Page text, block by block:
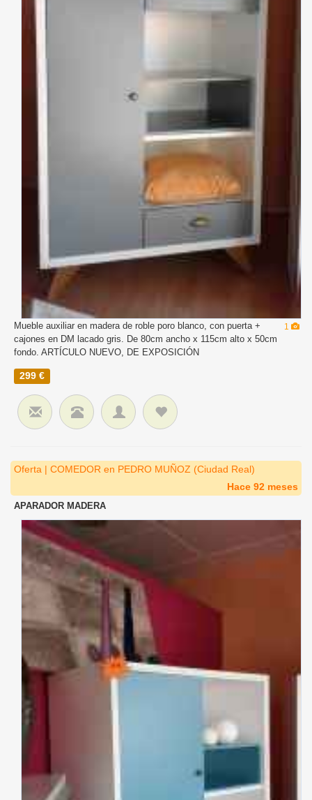
1
Mueble auxiliar en madera de roble poro blanco, con puerta +
cajones en DM lacado gris. De 80cm ancho x 115cm alto x 50cm
fondo. ARTÍCULO NUEVO, DE EXPOSICIÓN
299 €
Oferta | COMEDOR en PEDRO MUÑOZ (Ciudad Real)
Hace 92 meses
APARADOR MADERA